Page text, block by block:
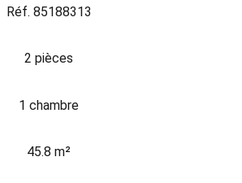
Réf. 85188313
2 pièces
1 chambre
45.8 m²